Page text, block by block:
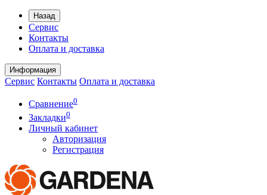
Назад
Сервис
Контакты
Оплата и доставка
Информация
Сервис Контакты Оплата и доставка
Сравнение0
Закладки0
Личный кабинет
Авторизация
Регистрация